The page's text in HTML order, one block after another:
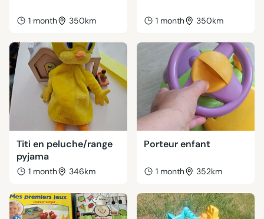
1 month 350km 1 month 350km
Titi en peluche/range
pyjama
1 month 346km
Porteur enfant
1 month 352km